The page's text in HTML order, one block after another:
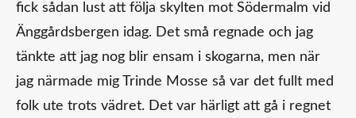
fick sådan lust att följa skylten mot Södermalm vid
Änggårdsbergen idag. Det små regnade och jag
tänkte att jag nog blir ensam i skogarna, men när
jag närmade mig Trinde Mosse så var det fullt med
folk ute trots vädret. Det var härligt att gå i regnet